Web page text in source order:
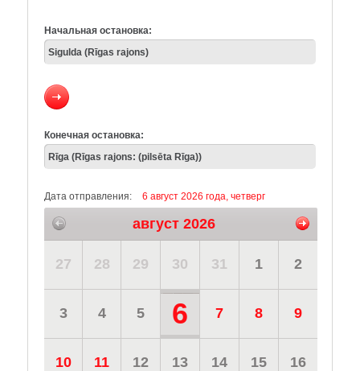
Начальная остановка:
Конечная остановка:
Дата отправления: 6 август 2026 года, четверг
август 2026
27 28 29 30 31 1 2
3 4 5 6 7 8 9
10 11 12 13 14 15 16